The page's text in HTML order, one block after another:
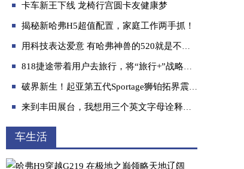
卡车新王下线 龙椅行宫圆卡友健康梦
揭秘新哈弗H5超值配置，家庭工作两手抓！
用科技表达爱意 有哈弗神兽的520就是不一样！
818捷途带着用户去旅行，将“旅行+”战略进行到底
破界新生！起亚第五代Sportage狮铂拓界震撼来袭！
来到丰田展台，我想用三个英文字母诠释下“bZ 大有可为”
车生活